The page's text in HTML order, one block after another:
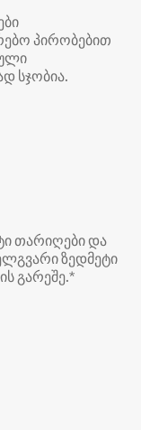
პირობებით
სჯობია.
თარიღები და
ზედმეტი
გარეშე.*